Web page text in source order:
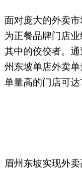
面对庞大的外卖
为正餐品牌门店
其中的佼佼者。
州东坡单店外卖
单量高的门店可达
眉州东坡实现外